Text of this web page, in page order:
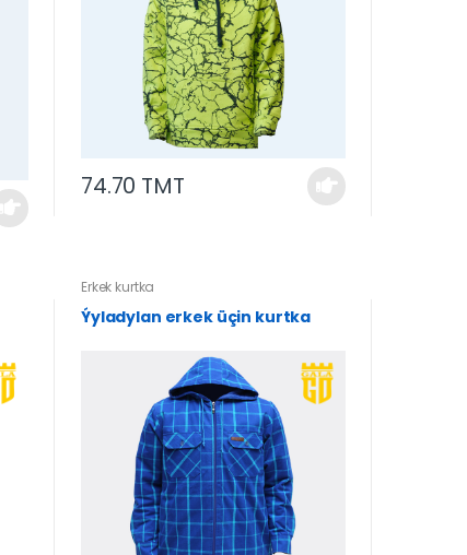
74.70 TMT
Erkek kurtka
Ýyladylan erkek üçin kurtka